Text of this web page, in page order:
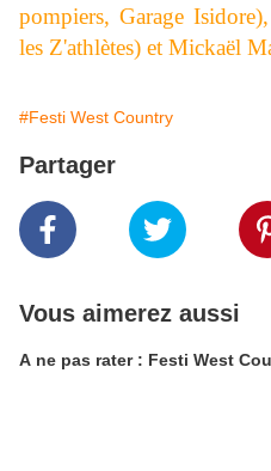
pompiers, Garage
les Z'athlètes) et Mickaël
#Festi West Country
Partager
Vous aimerez aussi
A ne pas rater : Festi West